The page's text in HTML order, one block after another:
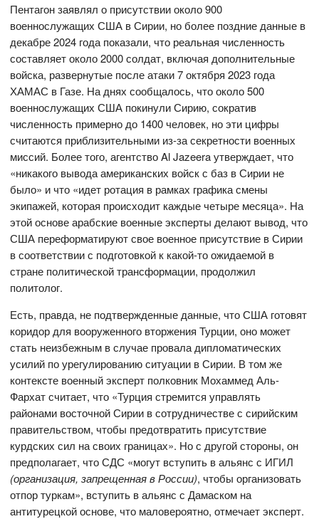
Пентагон заявлял о присутствии около 900
военнослужащих США в Сирии, но более поздние данные в
декабре 2024 года показали, что реальная численность
составляет около 2000 солдат, включая дополнительные
войска, развернутые после атаки 7 октября 2023 года
ХАМАС в Газе. На днях сообщалось, что около 500
военнослужащих США покинули Сирию, сократив
численность примерно до 1400 человек, но эти цифры
считаются приблизительными из-за секретности военных
миссий. Более того, агентство Al Jazeera утверждает, что
«никакого вывода американских войск с баз в Сирии не
было» и что «идет ротация в рамках графика смены
экипажей, которая происходит каждые четыре месяца». На
этой основе арабские военные эксперты делают вывод, что
США переформатируют свое военное присутствие в Сирии
в соответствии с подготовкой к какой-то ожидаемой в
стране политической трансформации, продолжил
политолог.
Есть, правда, не подтвержденные данные, что США готовят
коридор для вооруженного вторжения Турции, оно может
стать неизбежным в случае провала дипломатических
усилий по урегулированию ситуации в Сирии. В том же
контексте военный эксперт полковник Мохаммед Аль-
Фархат считает, что «Турция стремится управлять
районами восточной Сирии в сотрудничестве с сирийским
правительством, чтобы предотвратить присутствие
курдских сил на своих границах». Но с другой стороны, он
предполагает, что СДС «могут вступить в альянс с ИГИЛ
(организация, запрещенная в России), чтобы организовать
отпор туркам», вступить в альянс с Дамаском на
антитурецкой основе, что маловероятно, отмечает эксперт.